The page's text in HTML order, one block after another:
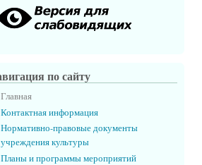
по сайту
Главная
Контактная информация
Нормативно-правовые документы
учреждения культуры
Планы и программы мероприятий